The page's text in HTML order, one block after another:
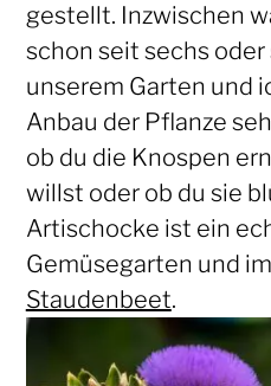
gestellt. Inzwischen
schon seit sechs oder
unserem Garten und
Anbau der Pflanze
ob du die Knospen
willst oder ob du sie
Artischocke ist ein
Gemüsegarten und im
Staudenbeet.